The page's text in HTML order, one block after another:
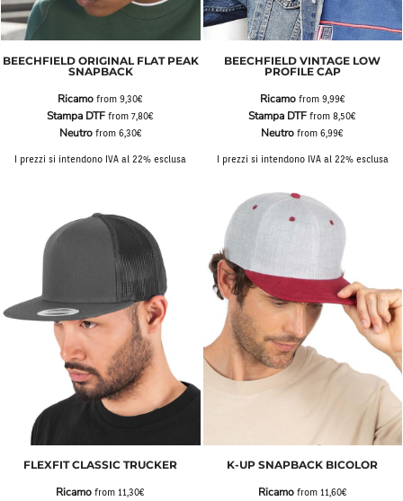
BEECHFIELD ORIGINAL FLAT PEAK
SNAPBACK
Ricamo from9,30€
Stampa DTF from7,80€
Neutrofrom 6,30€
I prezzi si intendono IVA al 22% esclusa
BEECHFIELD VINTAGE LOW
PROFILE CAP
Ricamofrom 9,99€
Stampa DTF from8,50€
Neutro from6,99€
I prezzi si intendono IVA al 22% esclusa
FLEXFIT CLASSIC TRUCKER
Ricamo from11,30€
K-UP SNAPBACK BICOLOR
Ricamofrom 11,60€